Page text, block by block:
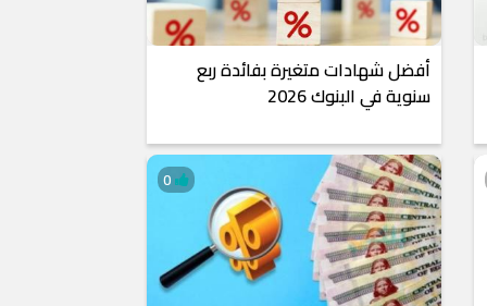
أفضل شهادات متغيرة بفائدة ربع
سنوية في البنوك 2026
0